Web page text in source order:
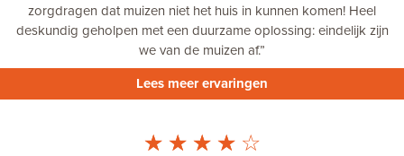
zorgdragen dat muizen niet het huis in kunnen komen! Heel
deskundig geholpen met een duurzame oplossing: eindelijk zijn
we van de muizen af.”
Lees meer ervaringen
☆ ☆ ☆ ☆ ☆